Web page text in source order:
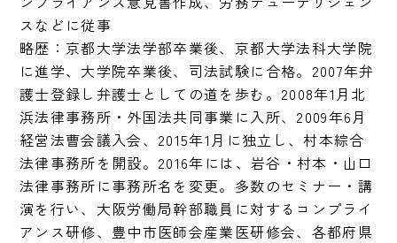
スなどに従事
略歴：京都大学法学部卒業後、京都大学法科大学院
に進学、大学院卒業後、司法試験に合格。2007年弁
護士登録し弁護士としての道を歩む。2008年1月北
浜法律事務所・外国法共同事業に入所、2009年6月
経営法曹会議入会、2015年1月に独立し、村本綜合
法律事務所を開設。2016年には、岩谷・村本・山口
法律事務所に事務所名を変更。多数のセミナー・講
演を行い、大阪労働局幹部職員に対するコンプライ
アンス研修、豊中市医師会産業医研修会、各都府県